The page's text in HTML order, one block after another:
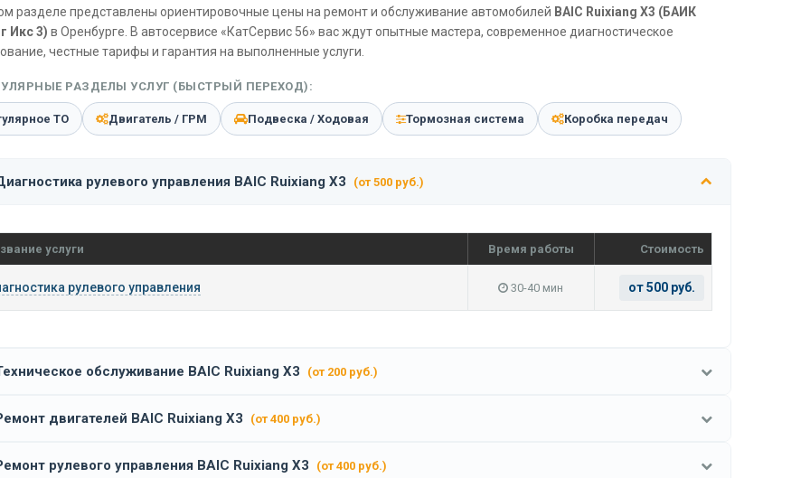
разделе представлены ориентировочные цены на ремонт и обслуживание автомобилей BAIC Ruixiang X3 (БАИК
Икс 3) в Оренбурге. В автосервисе «КатСервис 56» вас ждут опытные мастера, современное диагностическое
честные тарифы и гарантия на выполненные услуги.
РАЗДЕЛЫ УСЛУГ (БЫСТРЫЙ ПЕРЕХОД):
ТО Двигатель / ГРМ Подвеска / Ходовая Тормозная система Коробка передач
рулевого управления BAIC Ruixiang X3 (от 500 руб.)
услуги Время работы Стоимость
рулевого управления 30-40 мин от 500 руб.
обслуживание BAIC Ruixiang X3 (от 200 руб.)
двигателей BAIC Ruixiang X3 (от 400 руб.)
рулевого управления BAIC Ruixiang X3 (от 400 руб.)